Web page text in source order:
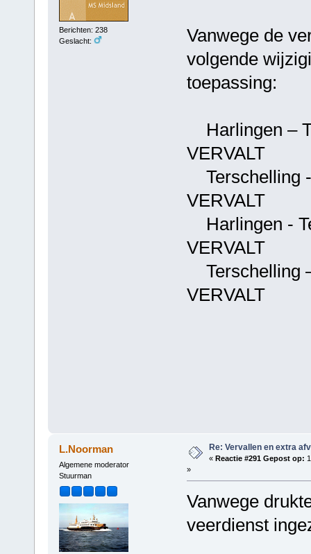
Berichten: 238
Geslacht:
Vanwege de
volgende
toepassing:
Harlingen –
VERVALT
Terschelling
VERVALT
Harlingen -
VERVALT
Terschelling
VERVALT
L.Noorman
Algemene moderator
Stuurman
Re: Vervallen en extra
« Reactie #291 Gepost op:
»
Vanwege
veerdienst